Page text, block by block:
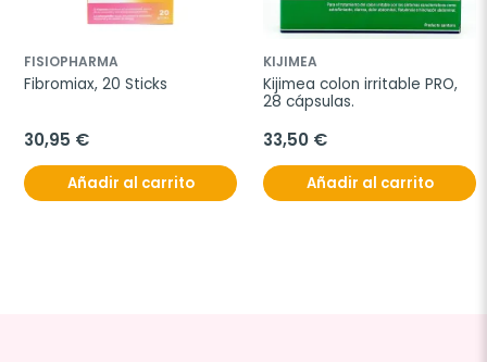
FISIOPHARMA
Fibromiax, 20 Sticks
30,95 €
Añadir al carrito
KIJIMEA
Kijimea colon irritable PRO,
28 cápsulas.
33,50 €
Añadir al carrito